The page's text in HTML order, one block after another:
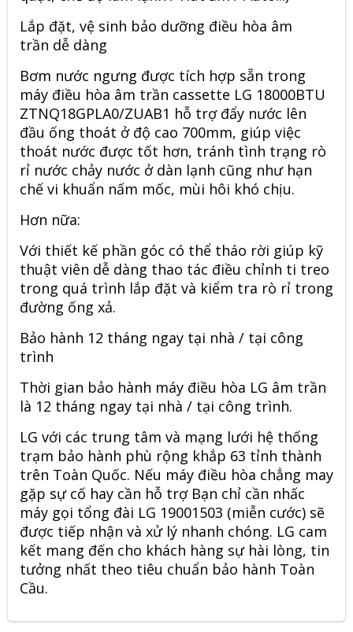
Lắp đặt, vệ sinh bảo dưỡng điều hòa âm
trần dễ dàng
Bơm nước ngưng được tích hợp sẵn trong
máy điều hòa âm trần cassette LG 18000BTU
ZTNQ18GPLA0/ZUAB1 hỗ trợ đẩy nước lên
đầu ống thoát ở độ cao 700mm, giúp việc
thoát nước được tốt hơn, tránh tình trạng rò
rỉ nước chảy nước ở dàn lạnh cũng như hạn
chế vi khuẩn nấm mốc, mùi hôi khó chịu.
Hơn nữa:
Với thiết kế phần góc có thể tháo rời giúp kỹ
thuật viên dễ dàng thao tác điều chỉnh ti treo
trong quá trình lắp đặt và kiểm tra rò rỉ trong
đường ống xả.
Bảo hành 12 tháng ngay tại nhà / tại công
trình
Thời gian bảo hành máy điều hòa LG âm trần
là 12 tháng ngay tại nhà / tại công trình.
LG với các trung tâm và mạng lưới hệ thống
trạm bảo hành phù rộng khắp 63 tỉnh thành
trên Toàn Quốc. Nếu máy điều hòa chẳng may
gặp sự cố hay cần hỗ trợ Bạn chỉ cần nhấc
máy gọi tổng đài LG 19001503 (miễn cước) sẽ
được tiếp nhận và xử lý nhanh chóng. LG cam
kết mang đến cho khách hàng sự hài lòng, tin
tưởng nhất theo tiêu chuẩn bảo hành Toàn
Cầu.